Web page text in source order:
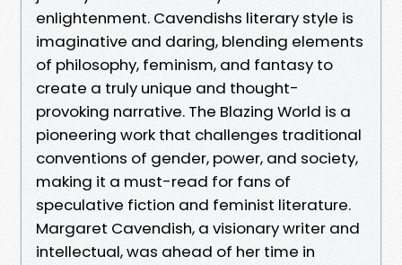
enlightenment. Cavendishs literary style is
imaginative and daring, blending elements
of philosophy, feminism, and fantasy to
create a truly unique and thought-
provoking narrative. The Blazing World is a
pioneering work that challenges traditional
conventions of gender, power, and society,
making it a must-read for fans of
speculative fiction and feminist literature.
Margaret Cavendish, a visionary writer and
intellectual, was ahead of her time in